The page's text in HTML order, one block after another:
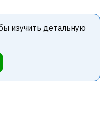
изучить детальную